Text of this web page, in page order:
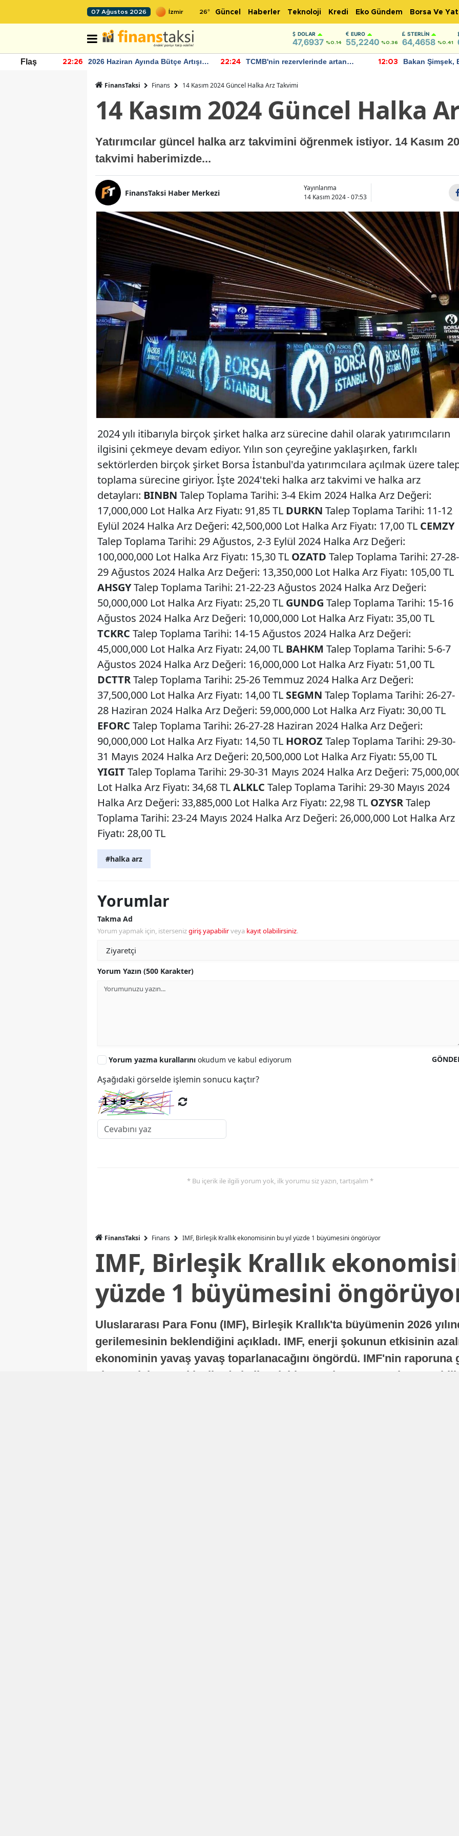
07 Ağustos 2026 26° Güncel Haberler Teknoloji Kredi Eko Gündem Borsa Ve
DOLAR
47,6937 %0.14
EURO
55,2240 %0.36
STERLIN
64,4658 %0.41
Flaş 22:26
2026 Haziran Ayında Bütçe Artışı
22:24
TCMB'nin rezervlerinde artan
12:03
Bakan Şimşek,
FinansTaksi Finans 14 Kasım 2024 Güncel Halka Arz Takvimi
14 Kasım 2024 Güncel Halka
Yatırımcılar güncel halka arz takvimini öğrenmek istiyor. 14 Kasım
takvimi haberimizde...
FinansTaksi Haber Merkezi
Yayınlanma
14 Kasım 2024 - 07:53
2024 yılı itibarıyla birçok şirket halka arz sürecine dahil olarak yatırımcıların
ilgisini çekmeye devam ediyor. Yılın son çeyreğine yaklaşırken, farklı
sektörlerden birçok şirket Borsa İstanbul'da yatırımcılara açılmak üzere
toplama sürecine giriyor. İşte 2024'teki halka arz takvimi ve halka arz
detayları: BINBN Talep Toplama Tarihi: 3-4 Ekim 2024 Halka Arz Değeri:
17,000,000 Lot Halka Arz Fiyatı: 91,85 TL DURKN Talep Toplama Tarihi: 11-12
Eylül 2024 Halka Arz Değeri: 42,500,000 Lot Halka Arz Fiyatı: 17,00 TL CEMZY
Talep Toplama Tarihi: 29 Ağustos, 2-3 Eylül 2024 Halka Arz Değeri:
100,000,000 Lot Halka Arz Fiyatı: 15,30 TL OZATD Talep Toplama Tarihi: 27-28-
29 Ağustos 2024 Halka Arz Değeri: 13,350,000 Lot Halka Arz Fiyatı: 105,00 TL
AHSGYTalep Toplama Tarihi: 21-22-23 Ağustos 2024 Halka Arz Değeri:
50,000,000 Lot Halka Arz Fiyatı: 25,20 TL GUNDG Talep Toplama Tarihi: 15-16
Ağustos 2024 Halka Arz Değeri: 10,000,000 Lot Halka Arz Fiyatı: 35,00 TL
TCKRC Talep Toplama Tarihi: 14-15 Ağustos 2024 Halka Arz Değeri:
45,000,000 Lot Halka Arz Fiyatı: 24,00 TL BAHKM Talep Toplama Tarihi: 5-6-7
Ağustos 2024 Halka Arz Değeri: 16,000,000 Lot Halka Arz Fiyatı: 51,00 TL
DCTTRTalep Toplama Tarihi: 25-26 Temmuz 2024 Halka Arz Değeri:
37,500,000 Lot Halka Arz Fiyatı: 14,00 TL SEGMN Talep Toplama Tarihi: 26-27-
28 Haziran 2024 Halka Arz Değeri: 59,000,000 Lot Halka Arz Fiyatı: 30,00 TL
EFORC Talep Toplama Tarihi: 26-27-28 Haziran 2024 Halka Arz Değeri:
90,000,000 Lot Halka Arz Fiyatı: 14,50 TL HOROZ Talep Toplama Tarihi: 29-30-
31 Mayıs 2024 Halka Arz Değeri: 20,500,000 Lot Halka Arz Fiyatı: 55,00 TL
YIGITTalep Toplama Tarihi: 29-30-31 Mayıs 2024 Halka Arz Değeri:
Lot Halka Arz Fiyatı: 34,68 TLALKLC Talep Toplama Tarihi: 29-30 Mayıs 2024
Halka Arz Değeri: 33,885,000 Lot Halka Arz Fiyatı: 22,98 TL OZYSRTalep
Toplama Tarihi: 23-24 Mayıs 2024 Halka Arz Değeri: 26,000,000 Lot Halka Arz
Fiyatı: 28,00 TL
#halka arz
Yorumlar
Takma Ad
Yorum yapmak için, istersenizgiriş yapabilirveya kayıt olabilirsiniz.
Yorum Yazın (500 Karakter)
Yorum yazma kurallarını okudum ve kabul ediyorum
Aşağıdaki görselde işlemin sonucu kaçtır?
* Bu içerik ile ilgili yorum yok, ilk yorumu siz yazın, tartışalım *
FinansTaksi Finans IMF, Birleşik Krallık ekonomisinin bu yıl yüzde 1 büyümesini öngörüyor
IMF, Birleşik Krallık
yüzde 1 büyümesini
Uluslararası Para Fonu (IMF), Birleşik Krallık'ta büyümenin 2026
gerilemesinin beklendiğini açıkladı. IMF, enerji şokunun etkisinin
ekonominin yavaş yavaş toparlanacağını öngördü. IMF'nin raporuna
ekonomisi, sonraki yıllarda istikrarlı bir toparlanma süreci